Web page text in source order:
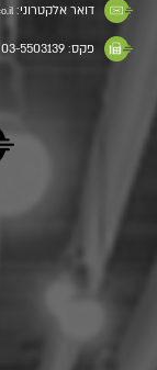
דואר אלקטרוני:
פקס: 03-5503139